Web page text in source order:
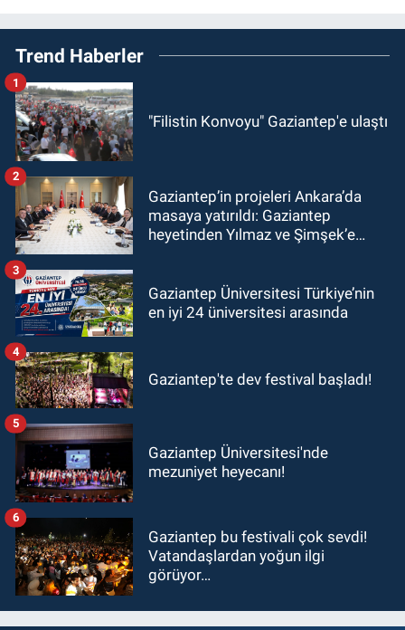
Trend Haberler
"Filistin Konvoyu" Gaziantep'e ulaştı
1
Gaziantep’in projeleri Ankara’da
masaya yatırıldı: Gaziantep
heyetinden Yılmaz ve Şimşek’e
2
Gaziantep Üniversitesi Türkiye’nin
en iyi 24 üniversitesi arasında
3
Gaziantep'te dev festival başladı!
4
Gaziantep Üniversitesi'nde
mezuniyet heyecanı!
5
Gaziantep bu festivali çok sevdi!
Vatandaşlardan yoğun ilgi
görüyor…
6